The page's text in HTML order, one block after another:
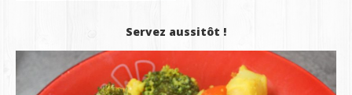
Servez aussitôt !